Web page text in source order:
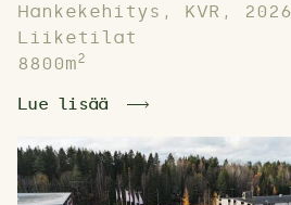
Hankekehitys, KVR, 2026
Liiketilat
8800m2
Lue lisää